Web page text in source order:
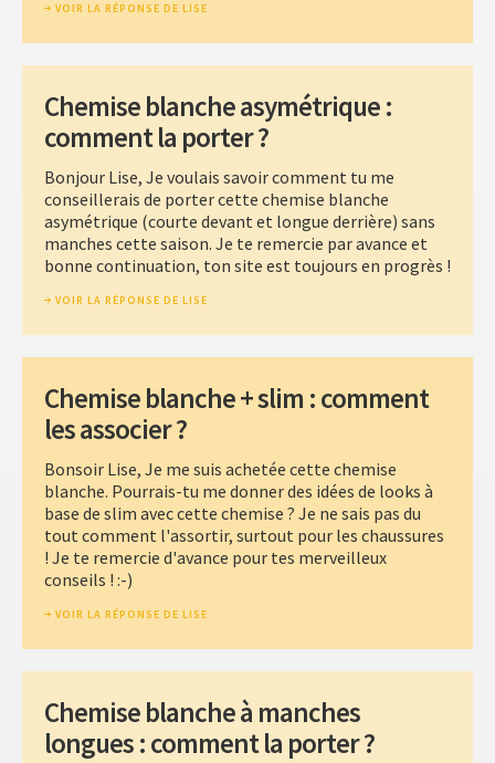
VOIR LA RÉPONSE DE LISE
Chemise blanche asymétrique :
comment la porter ?
Bonjour Lise, Je voulais savoir comment tu me
conseillerais de porter cette chemise blanche
asymétrique (courte devant et longue derrière) sans
manches cette saison. Je te remercie par avance et
bonne continuation, ton site est toujours en progrès !
VOIR LA RÉPONSE DE LISE
Chemise blanche + slim : comment
les associer ?
Bonsoir Lise, Je me suis achetée cette chemise
blanche. Pourrais-tu me donner des idées de looks à
base de slim avec cette chemise ? Je ne sais pas du
tout comment l'assortir, surtout pour les chaussures
! Je te remercie d'avance pour tes merveilleux
conseils ! :-)
VOIR LA RÉPONSE DE LISE
Chemise blanche à manches
longues : comment la porter ?